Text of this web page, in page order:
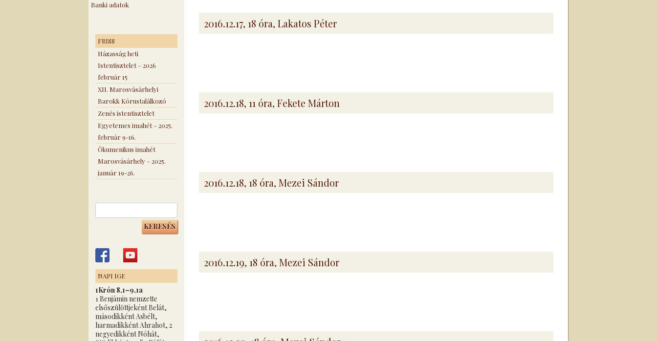
Banki adatok
FRISS
Házasság heti
Istentisztelet – 2026
február 15
XII. Marosvásárhelyi
Barokk Kórustalálkozó
Zenés istentisztelet
Egyetemes imahét – 2025.
február 9-16.
Ökumenikus imahét
Marosvásárhely – 2025.
január 19-26.
NAPI IGE
1Krón 8,1–9,1a
1 Benjámin nemzette
elsőszülöttjeként Belát,
másodikként Asbélt,
harmadikként Ahrahot, 2
negyedikként Nóhát,
2016.12.17, 18 óra, Lakatos Péter
2016.12.18, 11 óra, Fekete Márton
2016.12.18, 18 óra, Mezei Sándor
2016.12.19, 18 óra, Mezei Sándor